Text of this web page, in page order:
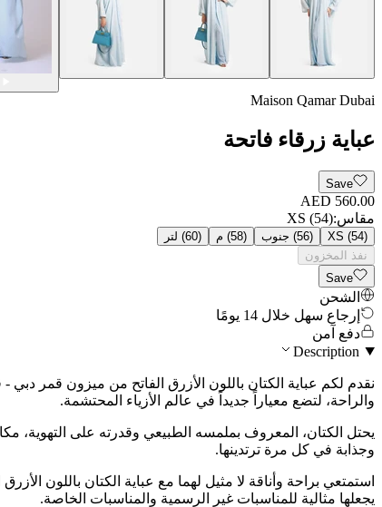
Maison Qamar Dubai
عباية زرقاء فاتحة
Save
AED 560.00
مقاس:
(54) XS
(54) XS (56) جنوب (58) م
(60) لتر
نفذ المخزون
Save
الشحن
إرجاع سهل خلال 14 يومًا
دفع آمن
Description
نقدم لكم عباية الكتان باللون الأزرق الفاتح من ميزون قمر
والراحة، لتضع معياراً جديداً في عالم الأزياء المحتشمة.
يحتل الكتان، المعروف بملمسه الطبيعي وقدرته على التهوية،
وجذابة في كل مرة ترتدينها.
استمتعي براحة وأناقة لا مثيل لهما مع عباية الكتان باللون
يجعلها مثالية للمناسبات غير الرسمية والمناسبات الخاصة.